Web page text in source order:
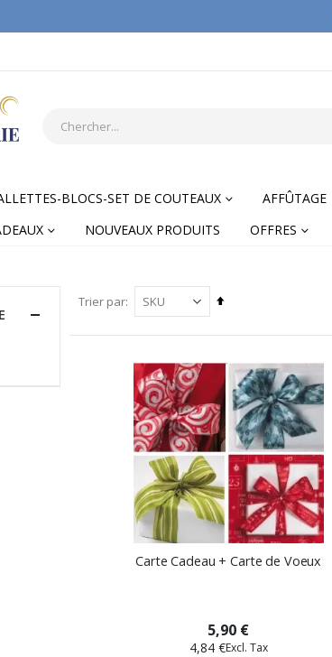
BLOCS-SET DE COUTEAUX AFFÛTAGE
NOUVEAUX PRODUITS OFFRES
Trier par
Ordre
Carte Cadeau + Carte de Voeux
5,90 €
4,84 €